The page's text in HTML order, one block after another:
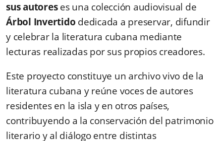
sus autoreses una colección audiovisual de
Árbol Invertido dedicada a preservar, difundir
y celebrar la literatura cubana mediante
lecturas realizadas por sus propios creadores.
Este proyecto constituye un archivo vivo de la
literatura cubana y reúne voces de autores
residentes en la isla y en otros países,
contribuyendo a la conservación del patrimonio
literario y al diálogo entre distintas